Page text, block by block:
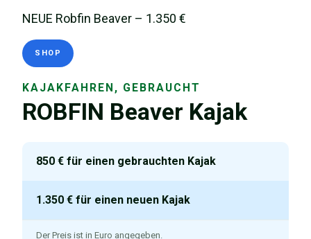
NEUE Robfin Beaver – 1.350 €
SHOP
KAJAKFAHREN, GEBRAUCHT
ROBFIN Beaver Kajak
850 € für einen gebrauchten Kajak
1.350 € für einen neuen Kajak
Der Preis ist in Euro angegeben.